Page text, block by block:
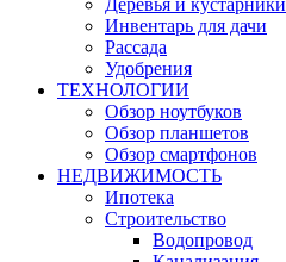
Деревья и кустарники
Инвентарь для дачи
Рассада
Удобрения
ТЕХНОЛОГИИ
Обзор ноутбуков
Обзор планшетов
Обзор смартфонов
НЕДВИЖИМОСТЬ
Ипотека
Строительство
Водопровод